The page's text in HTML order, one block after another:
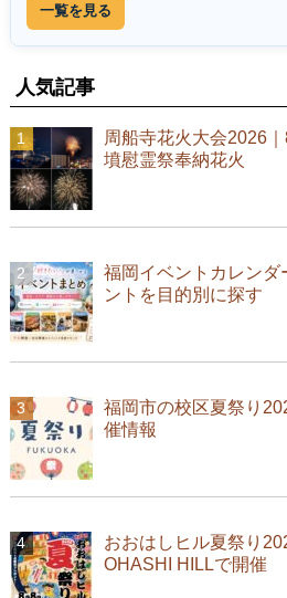
一覧を見る
人気記事
周船寺花火大会2026
墳慰霊祭奉納花火
福岡イベントカレン
ントを目的別に探す
福岡市の校区夏祭り
催情報
おおはしヒル夏祭り
OHASHI HILLで開催